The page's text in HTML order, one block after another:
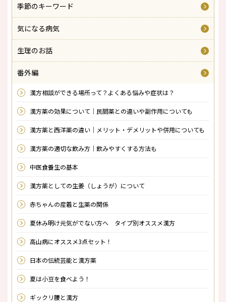
季節のキーワード
気になる病気
生理のお話
番外編
漢方相談ができる場所って？よくある悩みや症状は？
漢方薬の効果について｜民間薬との違いや副作用についても
漢方薬と西洋薬の違い｜メリット・デメリットや併用についても
漢方薬の適切な飲み方｜飲みやすくする方法も
中医食養生の基本
漢方薬としての生姜（しょうが）について
赤ちゃんの産着と生薬の関係
夏休み明け元気がでない方へ タイプ別オススメ漢方
高山病にオススメ3点セット！
日本の伝統芸能と漢方薬
夏は小豆を食べよう！
ギックリ腰と漢方